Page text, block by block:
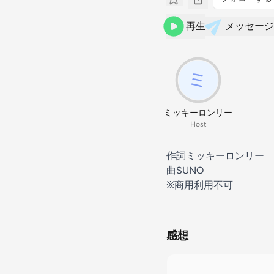
再生 メッセー
ミッキーロンリー
Host
作詞ミッキーロンリー
曲SUNO
※商用利用不可
感想